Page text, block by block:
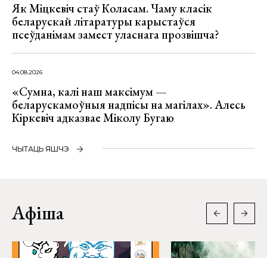
Як Міцкевіч стаў Коласам. Чаму класік
беларускай літаратуры карыстаўся
псеўданімам замест уласнага прозвішча?
04.08.2026
«Сумна, калі наш максімум —
беларускамоўныя надпісы на магілах». Алесь
Кіркевіч адказвае Міколу Бугаю
ЧЫТАЦЬ ЯШЧЭ
Афіша